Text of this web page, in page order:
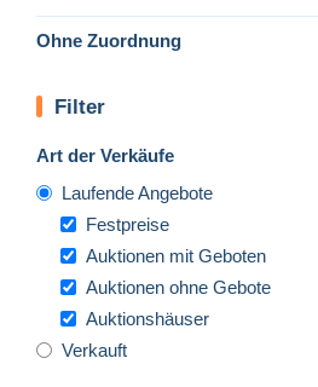
Ohne Zuordnung
Filter
Art der Verkäufe
Laufende Angebote
Festpreise
Auktionen mit Geboten
Auktionen ohne Gebote
Auktionshäuser
Verkauft